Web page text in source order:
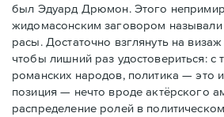
был Эдуард Дрюмон. Этого
жидомасонским заговором
расы. Достаточно взглянуть на
чтобы лишний раз удостовериться: с
романских народов, политика — это
позиция — нечто вроде актёрского
распределение ролей в